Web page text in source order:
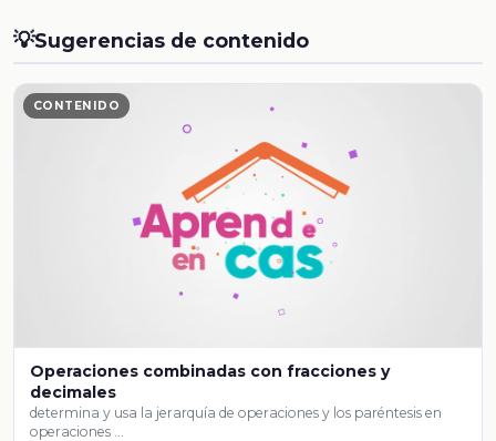
💡Sugerencias de contenido
CONTENIDO
Operaciones combinadas con fracciones y
decimales
determina y usa la jerarquía de operaciones y los paréntesis en
operaciones …